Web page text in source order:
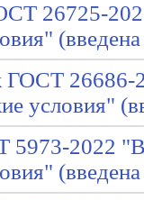
26725-
ГОСТ
условия"
5973-2022